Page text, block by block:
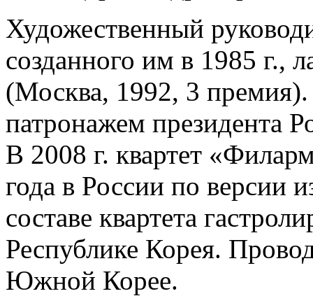
Художественный
созданного им в 1985 г.,
(Москва, 1992, 3
патронажем президента
В 2008 г. квартет
года в России по версии
составе квартета
Республике Корея.
Южной Корее.